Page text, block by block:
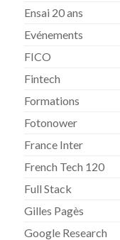
Ensai 20 ans
Evénements
FICO
Fintech
Formations
Fotonower
France Inter
French Tech 120
Full Stack
Gilles Pagès
Google Research